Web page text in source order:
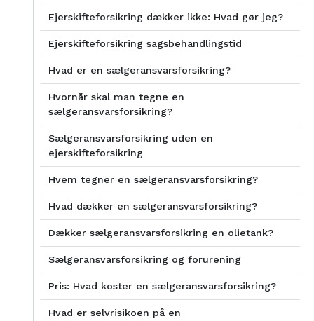
Ejerskifteforsikring dækker ikke: Hvad gør jeg?
Ejerskifteforsikring sagsbehandlingstid
Hvad er en sælgeransvarsforsikring?
Hvornår skal man tegne en
sælgeransvarsforsikring?
Sælgeransvarsforsikring uden en
ejerskifteforsikring
Hvem tegner en sælgeransvarsforsikring?
Hvad dækker en sælgeransvarsforsikring?
Dækker sælgeransvarsforsikring en olietank?
Sælgeransvarsforsikring og forurening
Pris: Hvad koster en sælgeransvarsforsikring?
Hvad er selvrisikoen på en